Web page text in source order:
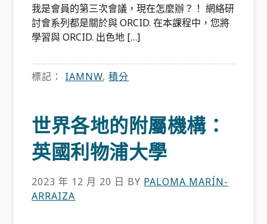
我是會員的第三次會議，現在怎麼辦？！ 網絡研
討會系列都是關於與 ORCID. 在本課程中，您將
學習與 ORCID. 出色地 […]
標記： IAMNW,積分
世界各地的附屬機構：
英國利物浦大學
2023 年 12 月 20 日 BY PALOMA MARÍN-
ARRAIZA